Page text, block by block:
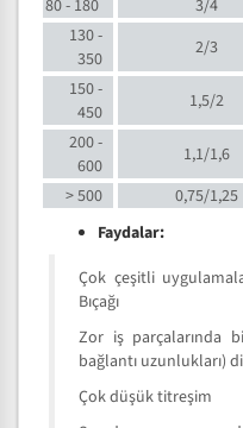
80 - 180
3/4
130 -
350
2/3
150 -
450
1,5/2
200 -
600
1,1/1,6
> 500
0,75/1,25
Faydalar:
Çok çeşitli
Bıçağı
Zor iş parçalarında
bağlantı uzunlukları)
Çok düşük titreşim